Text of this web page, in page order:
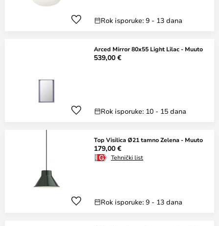
Rok isporuke: 9 - 13 dana
Arced Mirror 80x55 Light Lilac - Muuto
539,00 €
Rok isporuke: 10 - 15 dana
Top Visilica Ø21 tamno Zelena - Muuto
179,00 €
Tehnički list
Rok isporuke: 9 - 13 dana